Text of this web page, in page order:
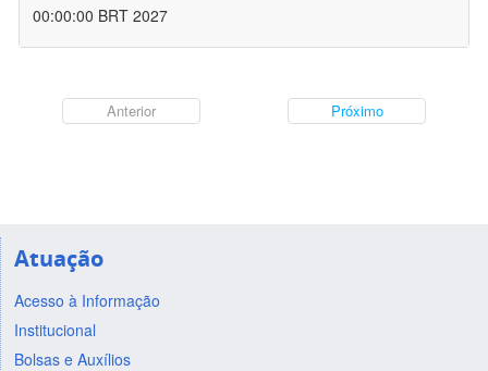
00:00:00 BRT 2027
Anterior Próximo
Atuação
Acesso à Informação
Institucional
Bolsas e Auxílios